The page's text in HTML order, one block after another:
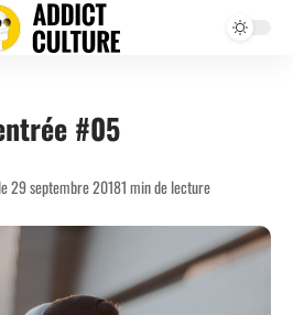
#05
29 septembre 20181 min de lecture